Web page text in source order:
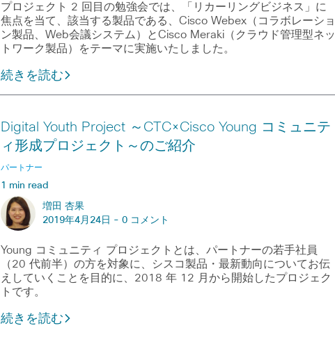
プロジェクト 2 回目の勉強会では、「リカーリングビジネス」に
焦点を当て、該当する製品である、Cisco Webex（コラボレーショ
ン製品、Web会議システム）とCisco Meraki（クラウド管理型ネッ
トワーク製品）をテーマに実施いたしました。
続きを読む
Digital Youth Project ～CTC×Cisco Young コミュニテ
ィ形成プロジェクト～のご紹介
パートナー
1 min read
増田 杏果
2019年4月24日 - 0 コメント
Young コミュニティ プロジェクトとは、パートナーの若手社員
（20 代前半）の方を対象に、シスコ製品・最新動向についてお伝
えしていくことを目的に、2018 年 12 月から開始したプロジェク
トです。
続きを読む